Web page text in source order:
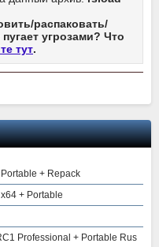
распаковать/
угрозами? Что
тут.
+ Repack
+ Portable
Professional + Portable Rus